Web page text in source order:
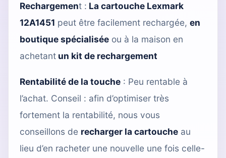
Rechargement : La cartouche Lexmark
12A1451 peut être facilement rechargée, en
boutique spécialisée ou à la maison en
achetant un kit de rechargement
Rentabilité de la touche : Peu rentable à
l’achat. Conseil : afin d’optimiser très
fortement la rentabilité, nous vous
conseillons de recharger la cartouche au
lieu d’en racheter une nouvelle une fois celle-